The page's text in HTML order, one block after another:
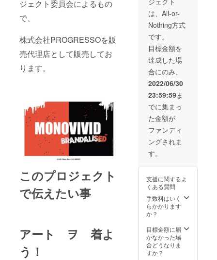
ジェクト委員会によるもの
で、
株式会社PROGRESSOを販
売代理店として販売してお
ります。
このプロジェクト
で伝えたい事
アート ヲ 着よ
う！
ズ L
相当
キャン
プファ
本全国
送料無
料
は、All-or-
Nothing方式
です。
目標金額を
達成した場
合にのみ、
2022/06/30
23:59:59ま
でに集まっ
た金額が
ファンディ
ングされま
す。
支援に関するよ
くある質問
手数料はいく
らかかります
か？
目標金額に届
かなかった場
合どうなりま
すか？